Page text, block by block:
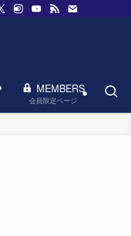
MEMBERS
会員限定ページ